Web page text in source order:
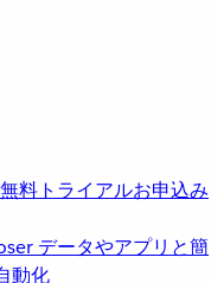
料トライアルお申込み
データやアプリと簡
動化